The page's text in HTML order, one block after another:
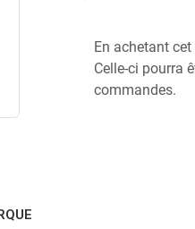
En achetant
Celle-ci pourra
commandes.